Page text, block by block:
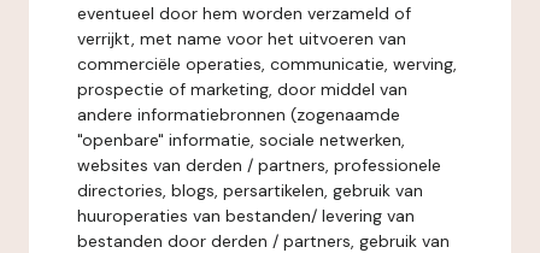
eventueel door hem worden verzameld of
verrijkt, met name voor het uitvoeren van
commerciële operaties, communicatie, werving,
prospectie of marketing, door middel van
andere informatiebronnen (zogenaamde
"openbare" informatie, sociale netwerken,
websites van derden / partners, professionele
directories, blogs, persartikelen, gebruik van
huuroperaties van bestanden/ levering van
bestanden door derden / partners, gebruik van